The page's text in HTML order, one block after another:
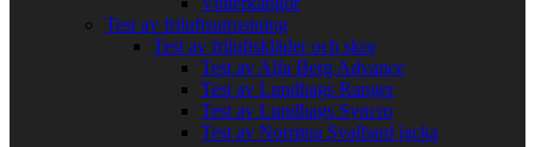
Test av friluftsutrustning
Test av friluftskläder och skor
Test av Alfa Berg Advance
Test av Lundhags Ranger
Test av Lundhags Syncro
Test av Norrøna Svalbard jacka